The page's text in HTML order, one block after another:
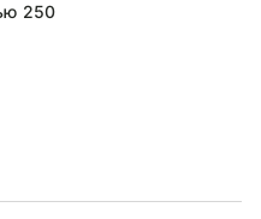
250